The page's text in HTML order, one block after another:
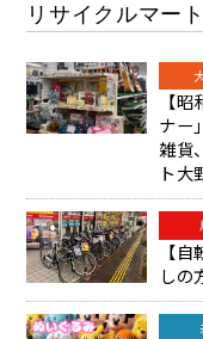
リサイクルマー
【
ナー
雑貨
ト大
【
しの